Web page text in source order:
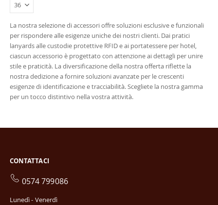
La nostra selezione di accessori offre soluzioni esclusive e funzionali
per rispondere alle esigenze uniche dei nostri clienti. Dai pratici
lanyards alle custodie protettive RFID e ai portatessere per hotel,
ciascun accessorio è progettato con attenzione ai dettagli per unire
stile e praticità. La diversificazione della nostra offerta riflette la
nostra dedizione a fornire soluzioni avanzate per le crescenti
esigenze di identificazione e tracciabilità. Scegliete la nostra gamma
per un tocco distintivo nella vostra attività.
CONTATTACI
0574 799086
Lunedì - Venerdì